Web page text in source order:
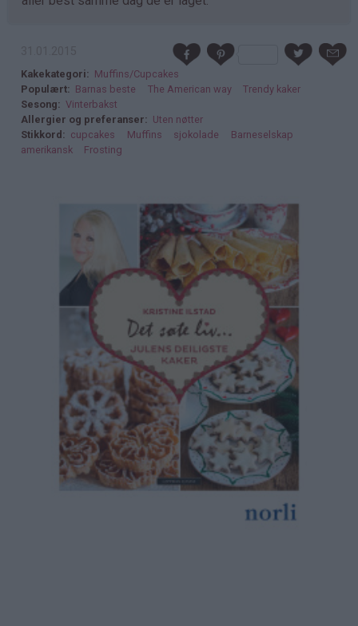
Kakekategori
Muffins/Cupcakes
Populært
Barnas beste The American way
Trendy kaker
Sesong
Vinterbakst
Allergier og preferanser
Uten nøtter
Stikkord
cupcakes Muffins sjokolade
Barneselskap
amerikansk
Frosting